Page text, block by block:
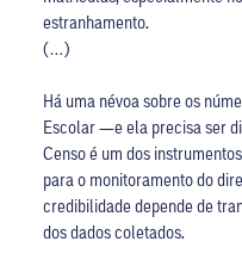
estranhamento.
(…)
Há uma névoa sobre os
Escolar —e ela precisa ser
Censo é um dos
para o monitoramento do
credibilidade depende de
dos dados coletados.